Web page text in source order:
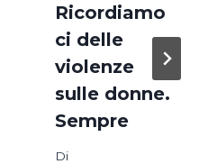
Ricordiamo
ci delle
violenze
sulle donne.
Sempre
Di